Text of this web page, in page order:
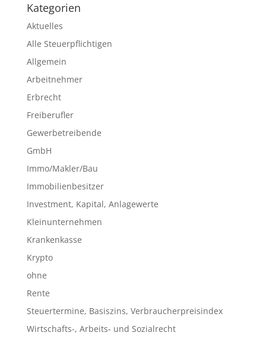
Kategorien
Aktuelles
Alle Steuerpflichtigen
Allgemein
Arbeitnehmer
Erbrecht
Freiberufler
Gewerbetreibende
GmbH
Immo/Makler/Bau
Immobilienbesitzer
Investment, Kapital, Anlagewerte
Kleinunternehmen
Krankenkasse
Krypto
ohne
Rente
Steuertermine, Basiszins, Verbraucherpreisindex
Wirtschafts-, Arbeits- und Sozialrecht